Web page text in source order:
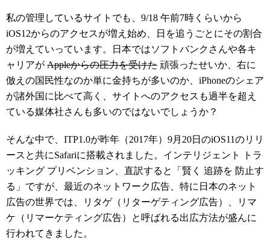
私の管理しているサイトでも、9/18 午前7時くらいから
iOS12からのアクセスが増え始め、日を追うごとにその割合
が増えていっています。日本ではソフトバンクさんや各キ
ャリアが Appleからの圧力を受けた 頑張ったせいか、右に
倣えの国民性なのか単に金持ちが多いのか、iPhoneのシェア
が諸外国に比べて高く、サイトへのアクセスも過半を超え
ている媒体社さんも多いのではないでしょうか？
そんな中で、ITP1.0が昨年（2017年）9月20日のiOS11のリリ
ースと共にSafariに搭載されました。インテリジェント トラ
ッキング プリベンション、直訳すると「賢く 追跡を 防止す
る」ですが、最近のネットワーク広告、特に日本のネット
広告の世界では、リタゲ（リターゲティング広告）、リマ
ケ（リマーケティング広告）と呼ばれる出広方法が盛んに
行われてきました。